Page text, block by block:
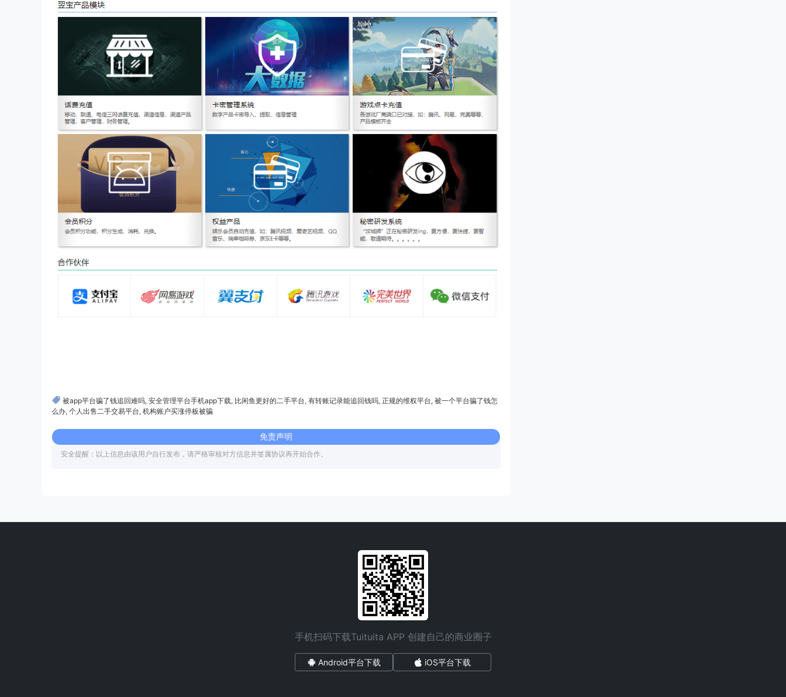
被app平台骗了钱追回难吗, 安全管理平台手机app下载, 比闲鱼更好的二手平台, 有转账记录能追回钱吗, 正规的维权平台, 被一个平台骗了钱怎
么办, 个人出售二手交易平台, 机构账户买涨停板被骗
免责声明
安全提醒：以上信息由该用户自行发布，请严格审核对方信息并签属协议再开始合作。
手机扫码下载Tuituita APP 创建自己的商业圈子
Android平台下载 iOS平台下载